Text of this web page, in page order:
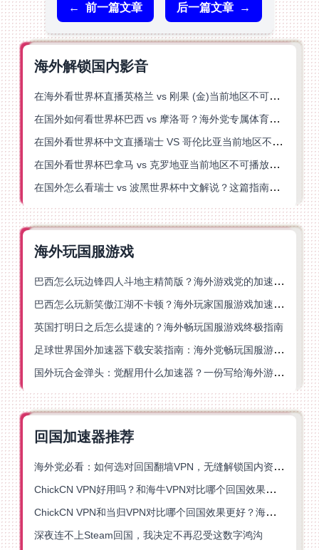
← 前一篇文章 后一篇文章 →
海外解锁国内影音
在海外看世界杯直播英格兰 vs 刚果 (金)当前地区不可播放？这篇指南帮你突破所有限制
在国外如何看世界杯巴西 vs 摩洛哥？海外党专属体育观赛指南来了
在国外看世界杯中文直播瑞士 VS 哥伦比亚当前地区不可播放？这篇指南帮你搞定
在国外看世界杯巴拿马 vs 克罗地亚当前地区不可播放？这篇指南帮你轻松解决海外体育直播难题
在国外怎么看瑞士 vs 波黑世界杯中文解说？这篇指南帮你搞定所有地区限制问题
海外玩国服游戏
巴西怎么玩边锋四人斗地主精简版？海外游戏党的加速器终极选择
巴西怎么玩新笑傲江湖不卡顿？海外玩家国服游戏加速终极指南（附猫和老鼠一梦江湖实测）
英国打明日之后怎么提速的？海外畅玩国服游戏终极指南
足球世界国外加速器下载安装指南：海外党畅玩国服游戏的终极解决方案
国外玩合金弹头：觉醒用什么加速器？一份写给海外游子的畅玩指南
回国加速器推荐
海外党必看：如何选对回国翻墙VPN，无缝解锁国内资源？
ChickCN VPN好用吗？和海牛VPN对比哪个回国效果更好？
ChickCN VPN和当归VPN对比哪个回国效果更好？海外党亲测后选了它
深夜连不上Steam回国，我决定不再忍受这数字鸿沟